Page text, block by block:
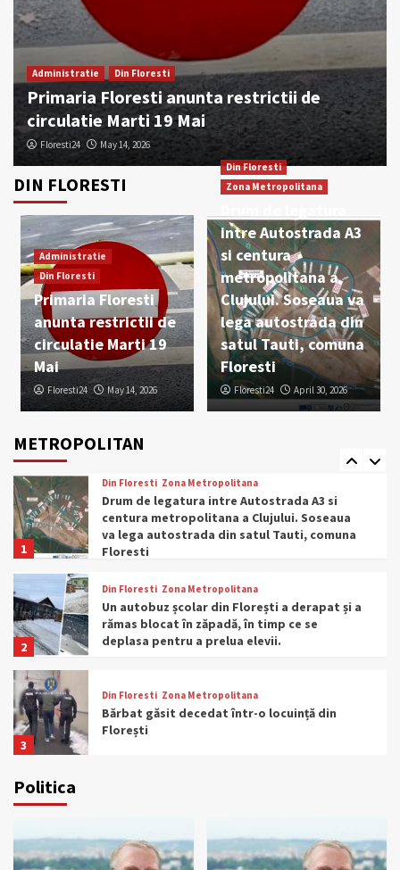
Administratie Din Floresti
Primaria Floresti anunta restrictii de
circulatie Marti 19 Mai
Floresti24 May 14, 2026
DIN FLORESTI
Administratie
Din Floresti
Primaria Floresti
anunta restrictii de
circulatie Marti 19
Mai
Floresti24 May 14, 2026
Din Floresti
Zona Metropolitana
intre Autostrada A3
si centura
metropolitana a
Clujului. Soseaua va
lega autostrada din
satul Tauti, comuna
Floresti
Floresti24 April 30, 2026
METROPOLITAN
3
Bărbat găsit decedat într-o locuință din
Florești
4
Din Floresti Evenimente Zona Metropolitana
PRIMARK DESCHIDE CEL DE-AL PATRULEA
MAGAZIN ÎN ROMÂNIA ÎN SEPTEMBRIE
5
National Politica Zona Metropolitana
Bugetul 2025 – Clujul, cât trei județe.
la bugetul de stat în 2025
1
Din Floresti Zona Metropolitana
Drum de legatura intre Autostrada A3 si
centura metropolitana a Clujului. Soseaua
va lega autostrada din satul Tauti, comuna
Floresti
2
Din Floresti Zona Metropolitana
Un autobuz școlar din Florești a derapat și a
rămas blocat în zăpadă, în timp ce se
deplasa pentru a prelua elevii.
3
Din Floresti Zona Metropolitana
Bărbat găsit decedat într-o locuință din
Florești
4
Politica